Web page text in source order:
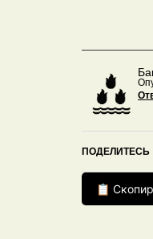
ПОДЕЛИТЕСЬ
📋